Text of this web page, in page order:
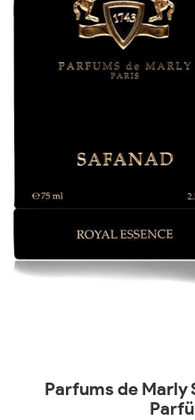
Parfums de Marly